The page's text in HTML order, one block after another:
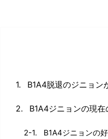
B1A4脱退のジニョン
B1A4ジニョンの現在
B1A4ジニョンの